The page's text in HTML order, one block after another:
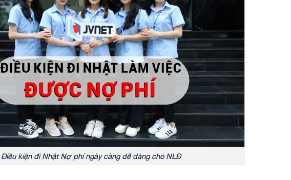
Điều kiện đi Nhật Nợ phí ngày càng dễ dàng cho NLĐ